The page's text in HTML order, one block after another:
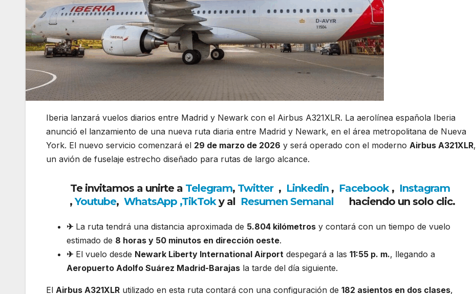
Iberia lanzará vuelos diarios entre Madrid y Newark con el Airbus A321XLR. La aerolínea española Iberia
anunció el lanzamiento de una nueva ruta diaria entre Madrid y Newark, en el área metropolitana de Nueva
York. El nuevo servicio comenzará el 29 de marzo de 2026 y será operado con el moderno Airbus A321XLR,
un avión de fuselaje estrecho diseñado para rutas de largo alcance.
Te invitamos a unirte a Telegram, Twitter , Linkedin, Facebook, Instagram
,Youtube,WhatsApp ,TikToky al Resumen Semanal haciendo un solo clic.
✈ La ruta tendrá una distancia aproximada de 5.804 kilómetros y contará con un tiempo de vuelo
estimado de 8 horas y 50 minutos en dirección oeste.
✈ El vuelo desde Newark Liberty International Airport despegará a las 11:55 p. m., llegando a
Aeropuerto Adolfo Suárez Madrid-Barajas la tarde del día siguiente.
El Airbus A321XLR utilizado en esta ruta contará con una configuración de 182 asientos en dos clases,